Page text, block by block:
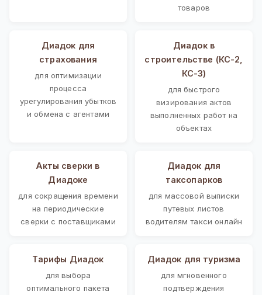
товаров
Диадок для
страхования
для оптимизации
процесса
урегулирования убытков
и обмена с агентами
Диадок в
строительстве (КС-2,
КС-3)
для быстрого
визирования актов
выполненных работ на
объектах
Акты сверки в
Диадоке
для сокращения времени
на периодические
сверки с поставщиками
Диадок для
таксопарков
для массовой выписки
путевых листов
водителям такси онлайн
Тарифы Диадок
для выбора
оптимального пакета
Диадок для туризма
для мгновенного
подтверждения